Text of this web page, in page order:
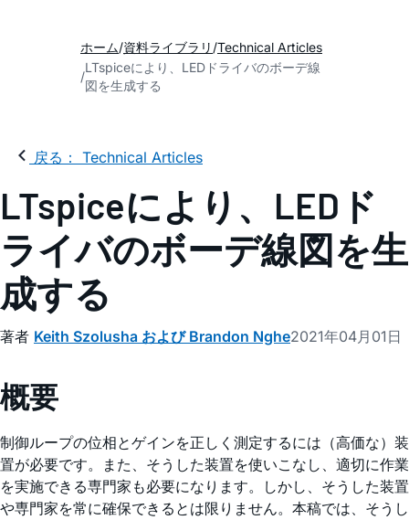
ホーム 資料ライブラリ Technical Articles
LTspiceにより、LEDドライバのボーデ線
図を生成する
戻る： Technical Articles
LTspiceにより、LEDド
ライバのボーデ線図を生
成する
著者 Keith Szolusha および Brandon Nghe2021年04月01日
概要
制御ループの位相とゲインを正しく測定するには（高価な）装
置が必要です。また、そうした装置を使いこなし、適切に作業
を実施できる専門家も必要になります。しかし、そうした装置
や専門家を常に確保できるとは限りません。本稿では、そうし